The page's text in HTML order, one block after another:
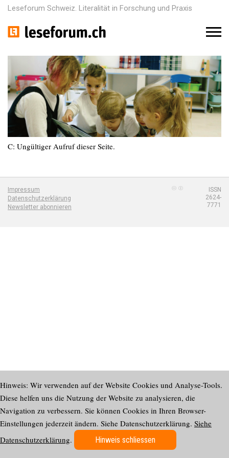
Leseforum Schweiz. Literalität in Forschung und Praxis
M
u
C: Ungültiger Aufruf dieser Seite.
Impressum
Datenschutzerklärung
Newsletter abonnieren
ISSN
2624-
7771
Hinweis: Wir verwenden auf der Website Cookies und Analyse-Tools.
Diese helfen uns die Nutzung der Website zu analysieren, die
Navigation zu verbessern. Sie können Cookies in Ihren Browser-
Einstellungen jederzeit ändern. Siehe Datenschutzerklärung. Siehe
Datenschutzerklärung. Hinweis schliessen